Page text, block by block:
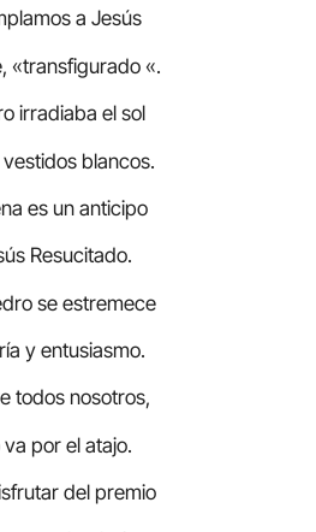
a Jesús
«transfigurado «.
irradiaba el sol
blancos.
es un anticipo
Resucitado.
se estremece
y entusiasmo.
todos nosotros,
por el atajo.
del premio